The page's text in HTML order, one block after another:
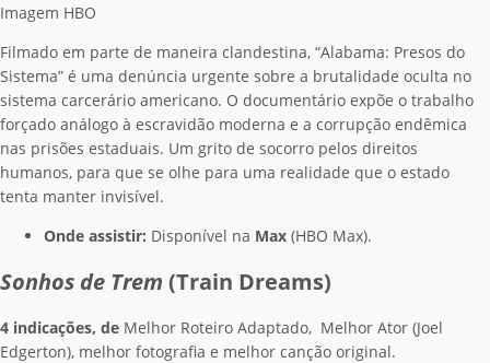
Imagem HBO
Filmado em parte de maneira clandestina, “Alabama: Presos do
Sistema” é uma denúncia urgente sobre a brutalidade oculta no
sistema carcerário americano. O documentário expõe o trabalho
forçado análogo à escravidão moderna e a corrupção endêmica
nas prisões estaduais. Um grito de socorro pelos direitos
humanos, para que se olhe para uma realidade que o estado
tenta manter invisível.
Onde assistir: Disponível na Max (HBO Max).
Sonhos de Trem (Train Dreams)
4 indicações, de Melhor Roteiro Adaptado, Melhor Ator (Joel
Edgerton), melhor fotografia e melhor canção original.